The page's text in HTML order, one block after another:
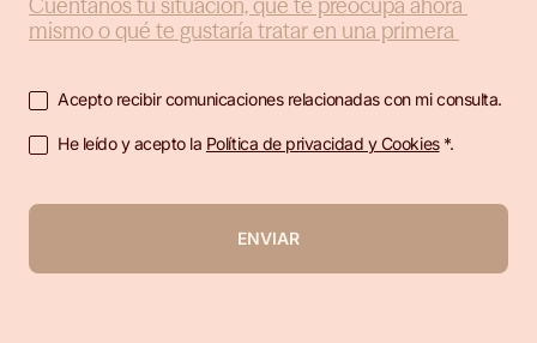
Acepto recibir comunicaciones relacionadas con mi consulta.
He leído y acepto la Política de privacidad y Cookies*.
ENVIAR